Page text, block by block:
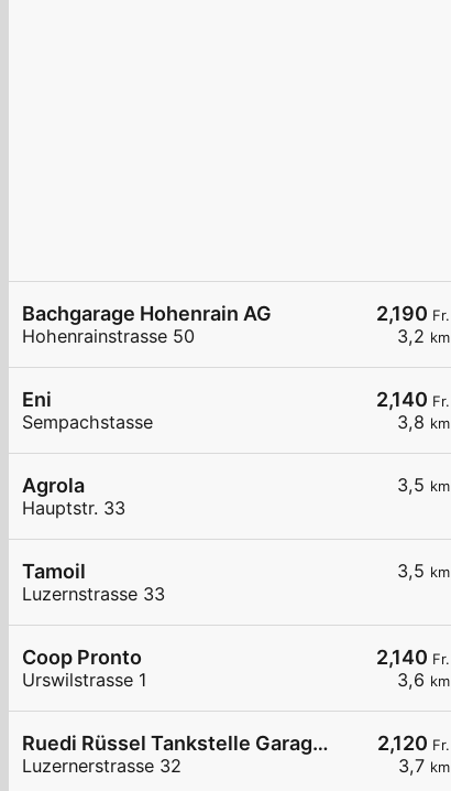
2,190 Fr.
3,2 km
Bachgarage Hohenrain AG
Hohenrainstrasse 50
2,140 Fr.
3,8 km
Eni
Sempachstasse
3,5 km
Agrola
Hauptstr. 33
3,5 km
Tamoil
Luzernstrasse 33
2,140 Fr.
3,6 km
Coop Pronto
Urswilstrasse 1
2,120 Fr.
3,7 km
Ruedi Rüssel Tankstelle Garage Elmiger AG
Luzernerstrasse 32